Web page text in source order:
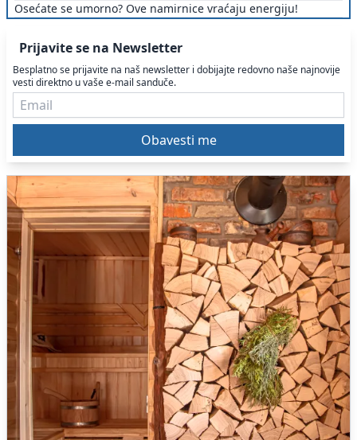
Osećate se umorno? Ove namirnice vraćaju energiju!
Prijavite se na Newsletter
Besplatno se prijavite na naš newsletter i dobijajte redovno naše najnovije
vesti direktno u vaše e-mail sanduče.